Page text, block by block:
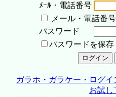
ﾒｰﾙ・電話番号
メール・電話番
パスワード
パスワードを保存
ガラホ・ガラケー・ログ
お試し